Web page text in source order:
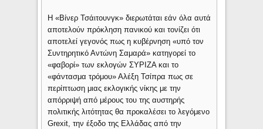
Η «Βίνερ Τσάιτουνγκ» διερωτάται εάν όλα αυτά
αποτελούν πρόκληση πανικού και τονίζει ότι
αποτελεί γεγονός πως η κυβέρνηση «υπό τον
Συντηρητικό Αντώνη Σαμαρά» κατηγορεί το
«φαβορί» των εκλογών ΣΥΡΙΖΑ και το
«φάντασμα τρόμου» Αλέξη Τσίπρα πως σε
περίπτωση μιας εκλογικής νίκης με την
απόρριψή από μέρους του της αυστηρής
πολιτικής λιτότητας θα προκαλέσει το λεγόμενο
Grexit, την έξοδο της Ελλάδας από την